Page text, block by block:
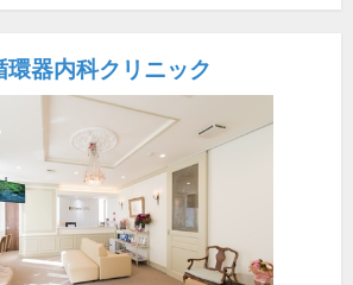
環器内科クリニック